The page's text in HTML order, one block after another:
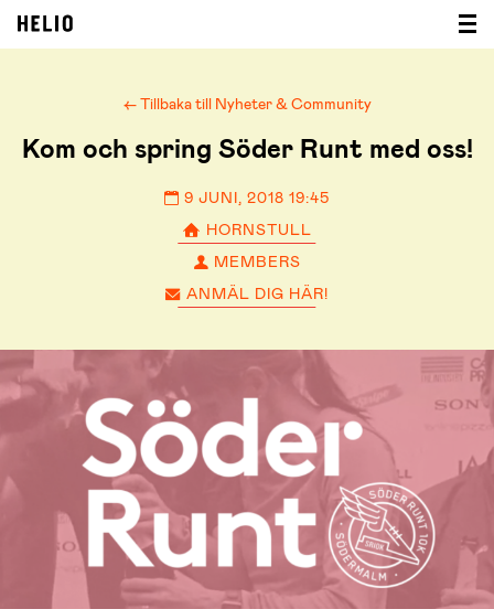
← Tillbaka till Nyheter & Community
Kom och spring Söder Runt med oss!
9 JUNI, 2018 19:45
HORNSTULL
MEMBERS
ANMÄL DIG HÄR!